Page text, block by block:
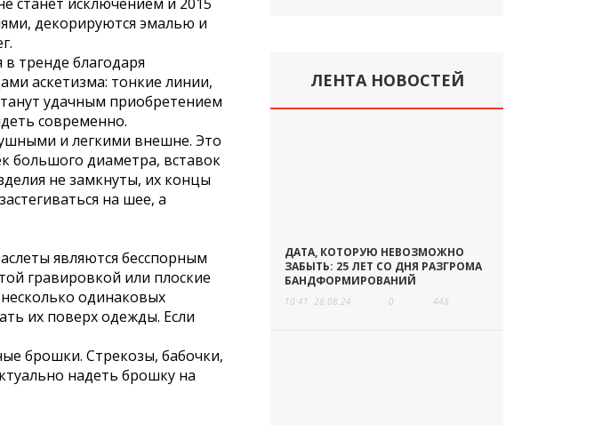
декорируются эмалью и
тренде благодаря
аскетизма: тонкие линии,
удачным приобретением
современно.
и легкими внешне. Это
большого диаметра, вставок
не замкнуты, их концы
на шее, а
являются бесспорным
гравировкой или плоские
одинаковых
их поверх одежды. Если
брошки. Стрекозы, бабочки,
надеть брошку на
ЛЕНТА НОВОСТЕЙ
ДАТА, КОТОРУЮ НЕВОЗМОЖНО
ЗАБЫТЬ: 25 ЛЕТ СО ДНЯ РАЗГРОМА
БАНДФОРМИРОВАНИЙ
10:41 28.08.24 0 448